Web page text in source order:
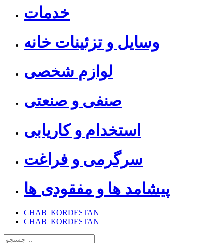
خدمات
وسایل و تزئینات خانه
لوازم شخصی
صنفی و صنعتی
استخدام و کاریابی
سرگرمی و فراغت
پیشامد ها و مفقودی ها
GHAB_KORDESTAN
GHAB_KORDESTAN